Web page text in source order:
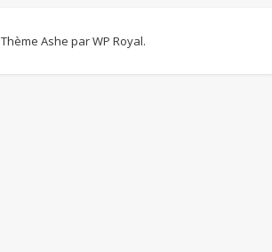
Thème Ashe parWP Royal.